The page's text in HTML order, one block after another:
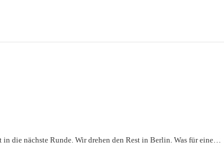
die nächste Runde. Wir drehen den Rest in Berlin. Was für eine…